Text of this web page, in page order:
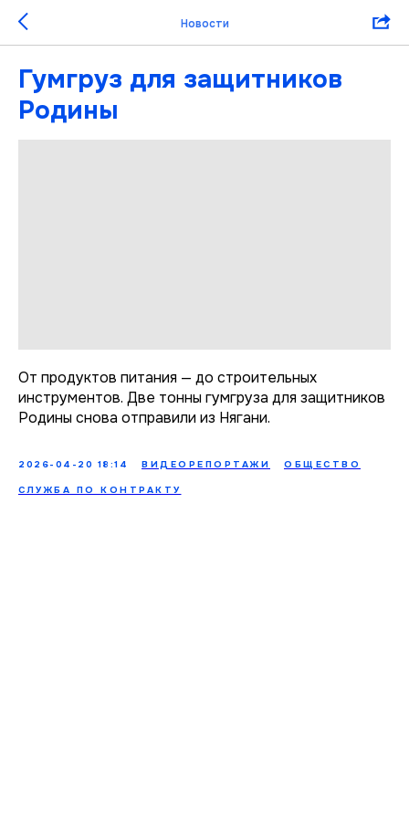
Новости
Гумгруз для защитников
Родины
От продуктов питания — до строительных
инструментов. Две тонны гумгруза для защитников
Родины снова отправили из Нягани.
2026-04-20 18:14 ВИДЕОРЕПОРТАЖИ ОБЩЕСТВО
СЛУЖБА ПО КОНТРАКТУ